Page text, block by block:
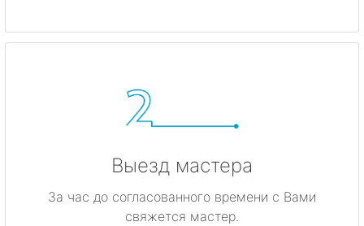
Выезд мастера
За час до согласованного времени с Вами
свяжется мастер.